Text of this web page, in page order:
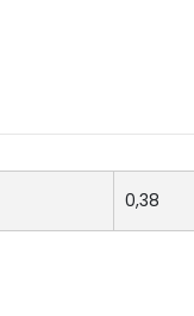
0,38